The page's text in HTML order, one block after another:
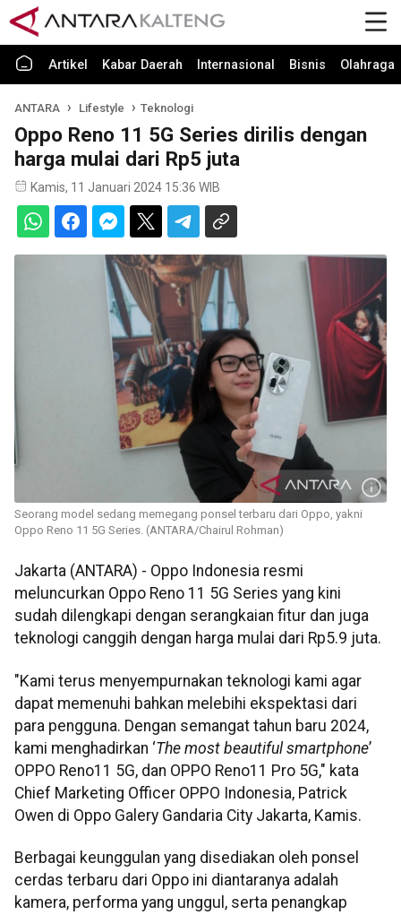
Artikel Kabar Daerah Internasional Bisnis Olahraga
ANTARA Lifestyle Teknologi
Oppo Reno 11 5G Series dirilis dengan
harga mulai dari Rp5 juta
Kamis, 11 Januari 2024 15:36 WIB
Seorang model sedang memegang ponsel terbaru dari Oppo, yakni
Oppo Reno 11 5G Series. (ANTARA/Chairul Rohman)
Jakarta (ANTARA) - Oppo Indonesia resmi
meluncurkan Oppo Reno 11 5G Series yang kini
sudah dilengkapi dengan serangkaian fitur dan juga
teknologi canggih dengan harga mulai dari Rp5.9 juta.
"Kami terus menyempurnakan teknologi kami agar
dapat memenuhi bahkan melebihi ekspektasi dari
para pengguna. Dengan semangat tahun baru 2024,
kami menghadirkan ‘The most beautiful smartphone’
OPPO Reno11 5G, dan OPPO Reno11 Pro 5G," kata
Chief Marketing Officer OPPO Indonesia, Patrick
Owen di Oppo Galery Gandaria City Jakarta, Kamis.
Berbagai keunggulan yang disediakan oleh ponsel
cerdas terbaru dari Oppo ini diantaranya adalah
kamera, performa yang unggul, serta penangkap